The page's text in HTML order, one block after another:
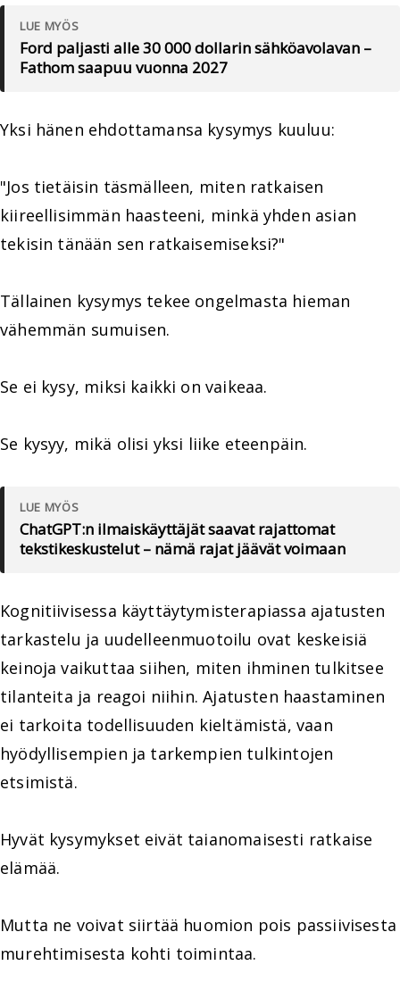
LUE MYÖS
Ford paljasti alle 30 000 dollarin sähköavolavan –
Fathom saapuu vuonna 2027
Yksi hänen ehdottamansa kysymys kuuluu:
"Jos tietäisin täsmälleen, miten ratkaisen
kiireellisimmän haasteeni, minkä yhden asian
tekisin tänään sen ratkaisemiseksi?"
Tällainen kysymys tekee ongelmasta hieman
vähemmän sumuisen.
Se ei kysy, miksi kaikki on vaikeaa.
Se kysyy, mikä olisi yksi liike eteenpäin.
LUE MYÖS
ChatGPT:n ilmaiskäyttäjät saavat rajattomat
tekstikeskustelut – nämä rajat jäävät voimaan
Kognitiivisessa käyttäytymisterapiassa ajatusten
tarkastelu ja uudelleenmuotoilu ovat keskeisiä
keinoja vaikuttaa siihen, miten ihminen tulkitsee
tilanteita ja reagoi niihin. Ajatusten haastaminen
ei tarkoita todellisuuden kieltämistä, vaan
hyödyllisempien ja tarkempien tulkintojen
etsimistä.
Hyvät kysymykset eivät taianomaisesti ratkaise
elämää.
Mutta ne voivat siirtää huomion pois passiivisesta
murehtimisesta kohti toimintaa.